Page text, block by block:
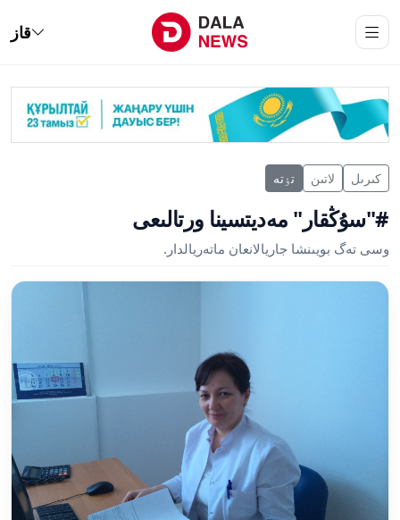
قاز
كىرىل لاتىن تٶتە
#"سۇڭقار" مەديتسينا ورتالىعى
وسى تەگ بويىنشا جاريالانعان ماتەريالدار.